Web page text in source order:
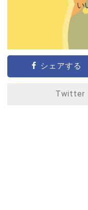
い
シェアする
Twitter